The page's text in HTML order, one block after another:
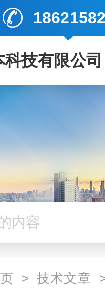
技有限公司
> 技术文章